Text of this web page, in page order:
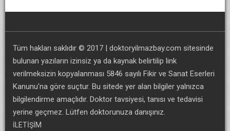
Tüm hakları saklıdır © 2017 | doktoryilmazbay.com sitesinde
bulunan yazıların izinsiz ya da kaynak belirtilip link
verilmeksizin kopyalanması 5846 sayılı Fikir ve Sanat Eserleri
Kanunu'na göre suçtur. Bu sitede yer alan bilgiler yalnızca
bilgilendirme amaçlıdır. Doktor tavsiyesi, tanısı ve tedavisi
yerine geçmez. Lütfen doktorunuza danışınız.
İLETİŞİM